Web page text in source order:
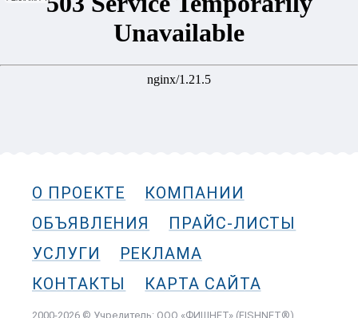
О ПРОЕКТЕ
КОМПАНИИ
ОБЪЯВЛЕНИЯ
ПРАЙС-ЛИСТЫ
УСЛУГИ
РЕКЛАМА
КОНТАКТЫ
КАРТА САЙТА
2000-2026 © Учредитель: ООО «ФИШНЕТ» (FISHNET®)